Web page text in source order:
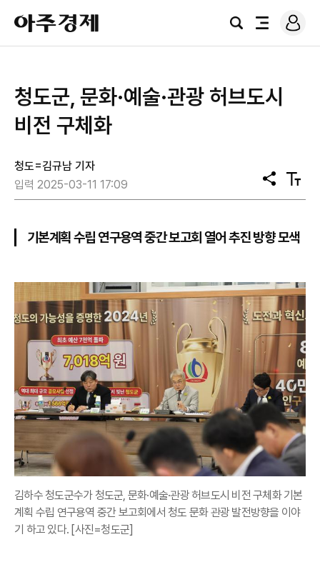
아
주
경
검
전
로
그
청도군, 문화·예술·관광 허브도시
비전 구체화
청도=김규남 기자
입력 2025-03-11 17:09
공
유
텍
스
기
기본계획 수립 연구용역 중간 보고회 열어 추진 방향 모색
김하수 청도군수가 청도군, 문화·예술·관광 허브도시 비전 구체화 기본
계획 수립 연구용역 중간 보고회에서 청도 문화 관광 발전방향을 이야
기 하고 있다. [사진=청도군]